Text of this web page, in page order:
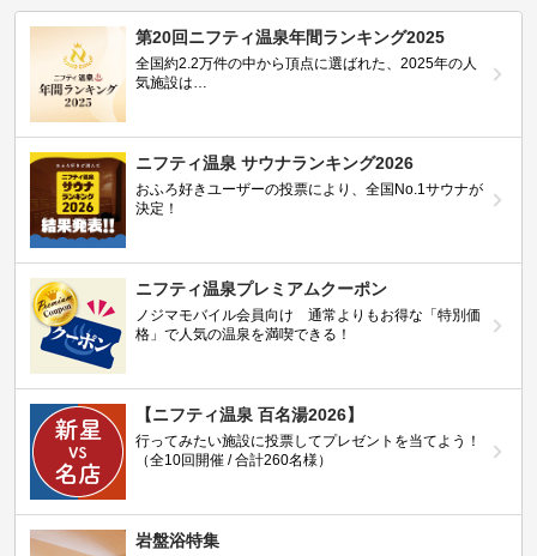
第20回ニフティ温泉年間ランキング2025
全国約2.2万件の中から頂点に選ばれた、2025年の人
気施設は…
ニフティ温泉 サウナランキング2026
おふろ好きユーザーの投票により、全国No.1サウナが
決定！
ニフティ温泉プレミアムクーポン
ノジマモバイル会員向け 通常よりもお得な「特別価
格」で人気の温泉を満喫できる！
【ニフティ温泉 百名湯2026】
行ってみたい施設に投票してプレゼントを当てよう！
（全10回開催 / 合計260名様）
岩盤浴特集